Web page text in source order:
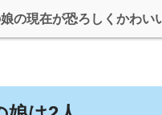
の現在が恐ろしくかわい